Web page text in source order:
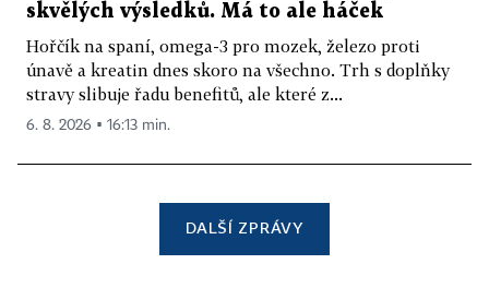
skvělých výsledků. Má to ale háček
Hořčík na spaní, omega-3 pro mozek, železo proti
únavě a kreatin dnes skoro na všechno. Trh s doplňky
stravy slibuje řadu benefitů, ale které z...
6. 8. 2026 ▪ 16:13 min.
DALŠÍ ZPRÁVY